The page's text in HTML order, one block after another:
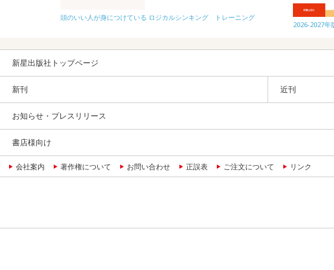
頭のいい人が身につけている ロジカルシンキング トレーニング
2026-2027
新星出版社トップページ
新刊 近刊
お知らせ・プレスリリース
書店様向け
会社案内 著作権について お問い合わせ 正誤表 ご注文について リンク